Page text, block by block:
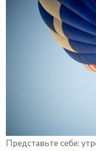
Представьте себе: